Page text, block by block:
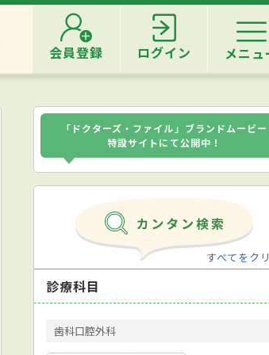
会員登録 ログイン メニュ
「ドクターズ・ファイル」ブランドムービー
特設サイトにて公開中！
すべてをク
診療科目
歯科口腔外科